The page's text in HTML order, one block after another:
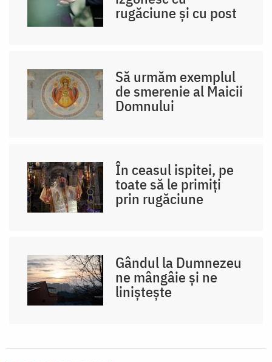
rugăciune și cu post
Să urmăm exemplul
de smerenie al Maicii
Domnului
În ceasul ispitei, pe
toate să le primiți
prin rugăciune
Gândul la Dumnezeu
ne mângâie și ne
liniștește